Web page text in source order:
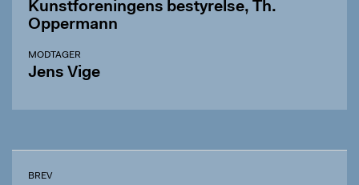
Kunstforeningens bestyrelse, Th.
Oppermann
MODTAGER
Jens Vige
BREV